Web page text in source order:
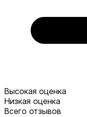
Высокая оценка
Низкая оценка
Всего отзывов